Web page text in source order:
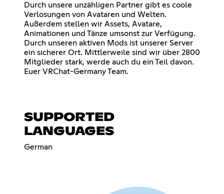
Durch unsere unzähligen Partner gibt es coole
Verlosungen von Avataren und Welten.
Außerdem stellen wir Assets, Avatare,
Animationen und Tänze umsonst zur Verfügung.
Durch unseren aktiven Mods ist unserer Server
ein sicherer Ort. Mittlerweile sind wir über 2800
Mitglieder stark, werde auch du ein Teil davon.
Euer VRChat-Germany Team.
SUPPORTED
LANGUAGES
German